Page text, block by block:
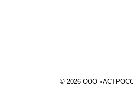
© 2026 ООО